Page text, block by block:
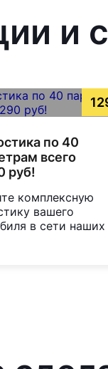
и
по 40
всего
руб!
комплексную
вашего
в сети наших